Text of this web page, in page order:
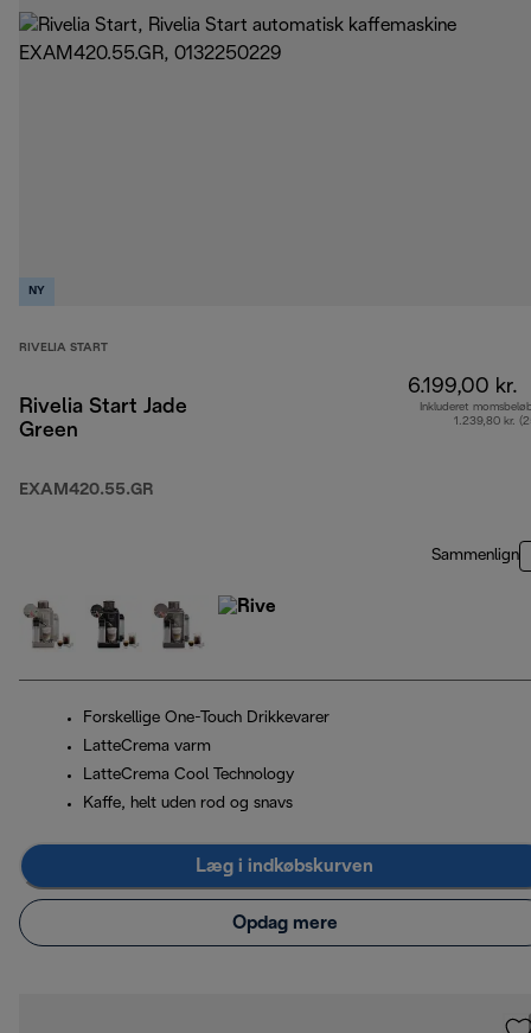
NY
RIVELIA START
Rivelia Start Jade
Green
EXAM420.55.GR
6.199,00 kr.
Inkluderet
1.239,80 kr.
Sammenlign
Forskellige One-Touch Drikkevarer
LatteCrema varm
LatteCrema Cool Technology
Kaffe, helt uden rod og snavs
Læg i indkøbskurven
Opdag mere